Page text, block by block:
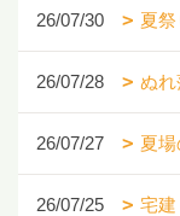
26/07/30 夏祭
26/07/28 ぬれ
26/07/27 夏場
26/07/25 宅